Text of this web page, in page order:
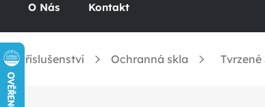
O Nás Kontakt
Příslušenství Ochranná skla Tvrzené